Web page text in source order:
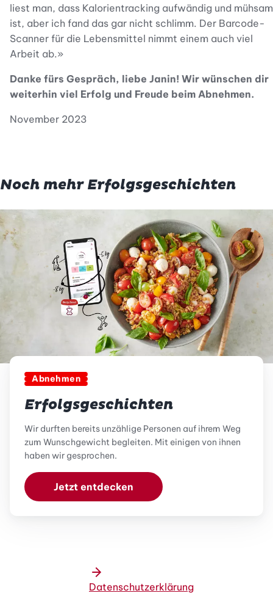
liest man, dass Kalorientracking aufwändig und mühsam
ist, aber ich fand das gar nicht schlimm. Der Barcode-
Scanner für die Lebensmittel nimmt einem auch viel
Arbeit ab.»
Danke fürs Gespräch, liebe Janin! Wir wünschen dir
weiterhin viel Erfolg und Freude beim Abnehmen.
November 2023
Noch mehr Erfolgsgeschichten
Abnehmen
Erfolgsgeschichten
Wir durften bereits unzählige Personen auf ihrem Weg
zum Wunschgewicht begleiten. Mit einigen von ihnen
haben wir gesprochen.
Jetzt entdecken
Datenschutzerklärung